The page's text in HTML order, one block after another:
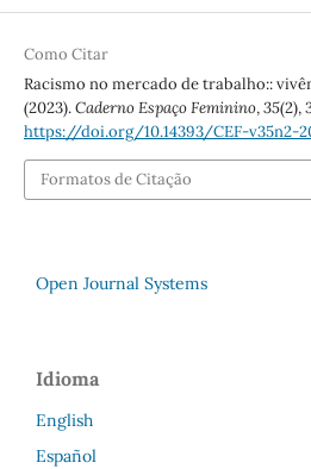
Como Citar
Racismo no mercado de trabalho::
(2023).Caderno Espaço Feminino,35(2),
https://doi.org/10.14393/CEF-v35n2-
Formatos de Citação
Open Journal Systems
Idioma
English
Español